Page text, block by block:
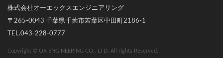
株式会社オーエックスエンジニアリング
〒265-0043 千葉県千葉市若葉区中田町2186-1
TEL.043-228-0777
Copyright © OX ENGINEERING CO., LTD. All rights Reserved.